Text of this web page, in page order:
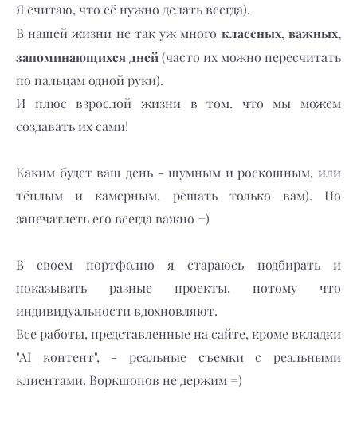
Я считаю, что её нужно делать всегда).
В нашей жизни не так уж много классных, важных,
запоминающихся дней (часто их можно пересчитать
по пальцам одной руки).
И плюс взрослой жизни в том. что мы можем
создавать их сами!
Каким будет ваш день - шумным и роскошным, или
тёплым и камерным, решать только вам). Но
запечатлеть его всегда важно =)
В своем портфолио я стараюсь подбирать и
показывать разные проекты, потому что
индивидуальности вдохновляют.
Все работы, представленные на сайте, кроме вкладки
"AI контент", - реальные съемки с реальными
клиентами. Воркшопов не держим =)